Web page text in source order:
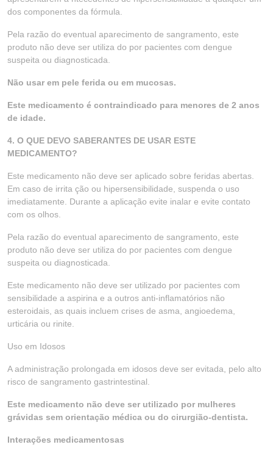
dos componentes da fórmula.
Pela razão do eventual aparecimento de sangramento, este
produto não deve ser utiliza do por pacientes com dengue
suspeita ou diagnosticada.
Não usar em pele ferida ou em mucosas.
Este medicamento é contraindicado para menores de 2 anos
de idade.
4. O QUE DEVO SABERANTES DE USAR ESTE
MEDICAMENTO?
Este medicamento não deve ser aplicado sobre feridas abertas.
Em caso de irrita ção ou hipersensibilidade, suspenda o uso
imediatamente. Durante a aplicação evite inalar e evite contato
com os olhos.
Pela razão do eventual aparecimento de sangramento, este
produto não deve ser utiliza do por pacientes com dengue
suspeita ou diagnosticada.
Este medicamento não deve ser utilizado por pacientes com
sensibilidade a aspirina e a outros anti-inflamatórios não
esteroidais, as quais incluem crises de asma, angioedema,
urticária ou rinite.
Uso em Idosos
A administração prolongada em idosos deve ser evitada, pelo alto
risco de sangramento gastrintestinal.
Este medicamento não deve ser utilizado por mulheres
grávidas sem orientação médica ou do cirurgião-dentista.
Interações medicamentosas